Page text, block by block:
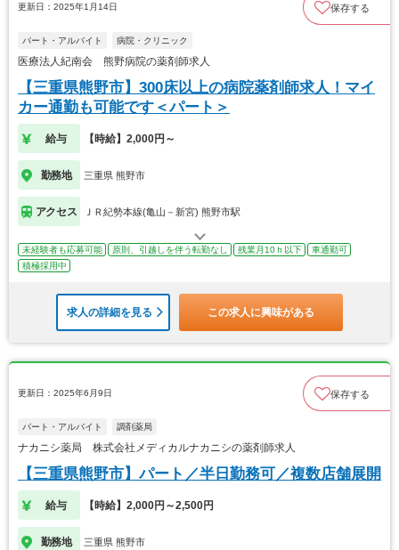
更新日：2025年1月14日 保存する
パート・アルバイト 病院・クリニック
医療法人紀南会 熊野病院の薬剤師求人
【三重県熊野市】300床以上の病院薬剤師求人！マイ
カー通勤も可能です＜パート＞
給与 【時給】2,000円～
勤務地 三重県 熊野市
アクセス ＪＲ紀勢本線(亀山－新宮) 熊野市駅
未経験者も応募可能 原則、引越しを伴う転勤なし 残業月10ｈ以下
車通勤可
積極採用中
求人の詳細を見る この求人に興味がある
更新日：2025年6月9日 保存する
パート・アルバイト 調剤薬局
ナカニシ薬局 株式会社メディカルナカニシの薬剤師求人
【三重県熊野市】パート／半日勤務可／複数店舗展開
給与 【時給】2,000円～2,500円
勤務地 三重県 熊野市